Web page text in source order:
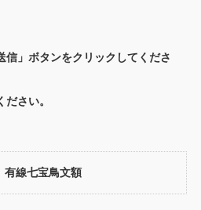
信」ボタンをクリックしてくださ
さい。
有線七宝鳥文額